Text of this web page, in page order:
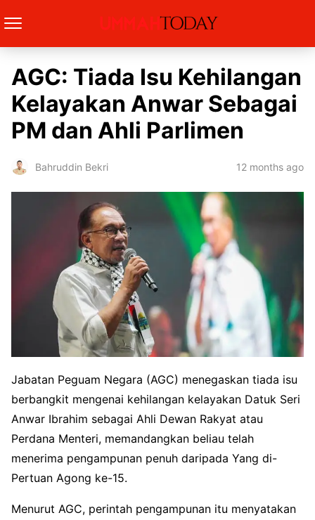
AGC: Tiada Isu Kehilangan
Kelayakan Anwar Sebagai
PM dan Ahli Parlimen
Bahruddin Bekri 12 months ago
Jabatan Peguam Negara (AGC) menegaskan tiada isu
berbangkit mengenai kehilangan kelayakan Datuk Seri
Anwar Ibrahim sebagai Ahli Dewan Rakyat atau
Perdana Menteri, memandangkan beliau telah
menerima pengampunan penuh daripada Yang di-
Pertuan Agong ke-15.
Menurut AGC, perintah pengampunan itu menyatakan